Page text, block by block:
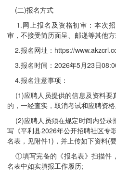
(二)报名方式
1.网上报名及资格初审：本次
审，不接受简历面呈、邮递等其他方
2.报名网址：https://
3.报名时间：2026年5月23日
4.报名注意事项：
(1)应聘人员提供的信息及资料要
的，一经查实，取消考试和应聘资格
(2)应聘人员须在规定时间内登录
写《平利县2026年公开招聘社区专
名表，见附件1)，并上传如下资料(
①填写完备的《报名表》扫描件
名表中如实填报工作履历;